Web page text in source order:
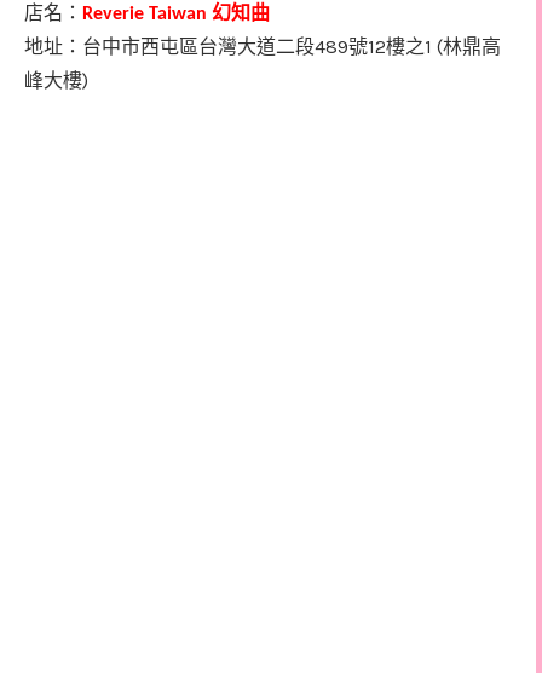
店名 ： Reverie Taiwan 幻知曲
地址：台中市西屯區台灣大道二段489號12樓之1 (林鼎高
峰大樓)